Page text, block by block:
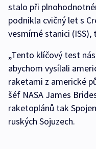
stalo při
podnikla cvičný let s
vesmírné stanici
„Tento klíčový test
abychom vysílali
raketami z americké
šéf NASA James
raketoplánů tak
ruských Sojuzech.